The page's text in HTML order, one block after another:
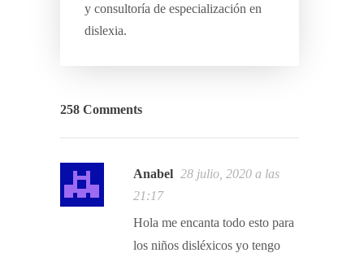
y consultoría de especialización en
dislexia.
258 Comments
Anabel 28 julio, 2020 a las
21:17
Hola me encanta todo esto para
los niños disléxicos yo tengo